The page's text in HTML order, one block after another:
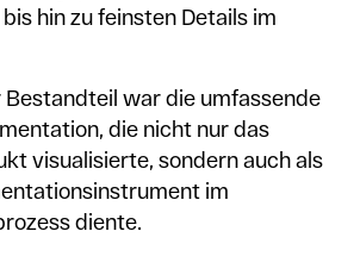
hin zu feinsten Details im
war die umfassende
die nicht nur das
visualisierte, sondern auch als
im
diente.